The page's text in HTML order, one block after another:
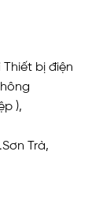
Thiết bị điện
),
Trà,